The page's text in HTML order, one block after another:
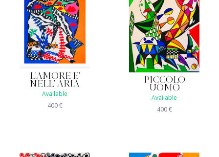
L'AMORE E'
NELL' ARIA
Available
400€
PICCOLO
UOMO
Available
400€